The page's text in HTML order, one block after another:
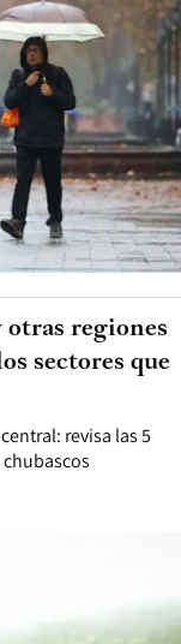
revisa las 5
otras regiones
sectores que